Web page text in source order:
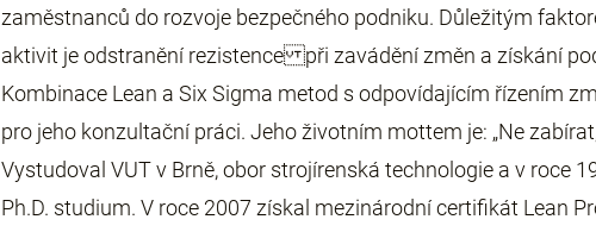
zaměstnanců do rozvoje bezpečného podniku. Důležitým
aktivit je odstranění rezistence při zavádění změn a získání
Kombinace Lean a Six Sigma metod s odpovídajícím řízením
pro jeho konzultační práci. Jeho životním mottem je: „Ne
Vystudoval VUT v Brně, obor strojírenská technologie a v roce
Ph.D. studium. V roce 2007 získal mezinárodní certifikát Lean